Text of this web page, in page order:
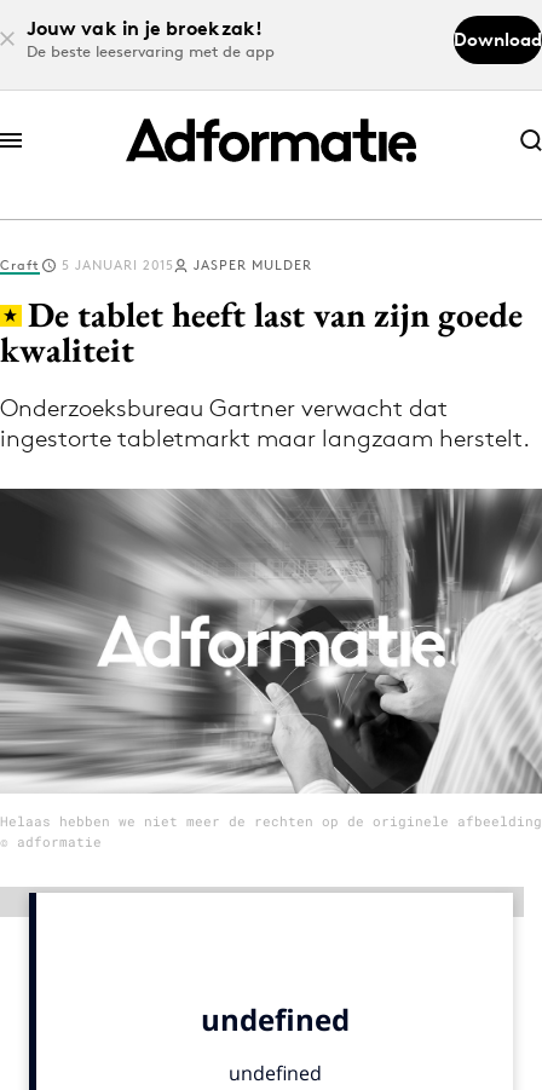
Jouw vak in je broekzak!
De beste leeservaring met de app
Download
Abonneer nu
Abonneer nu
Log in
Volg het laatste nieuws via de Adformatie
Nieuws app
Menu
Home
9 sept: GenAI-training
12 nov: MarketingLive!
Adverteren
Events
Craft 5 JANUARI 2015 JASPER MULDER
De tablet heeft last van zijn goede
kwaliteit
Onderzoeksbureau Gartner verwacht dat
ingestorte tabletmarkt maar langzaam herstelt.
Helaas hebben we niet meer de rechten op de originele afbeelding
© adformatie